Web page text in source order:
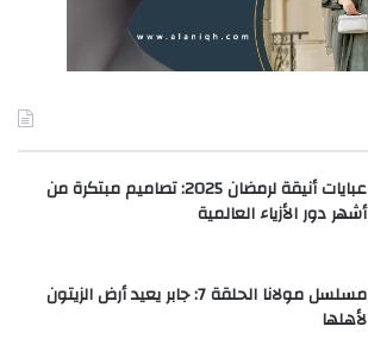
عبايات أنيقة لرمضان 2025: تصاميم مبتكرة من
أشهر دور الأزياء العالمية
مسلسل مولانا الحلقة 7: جابر يعيد أرض الزيتون
لأهلها